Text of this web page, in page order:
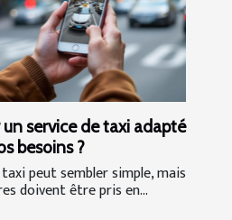
service de taxi adapté
besoins ?
peut sembler simple, mais
doivent être pris en...